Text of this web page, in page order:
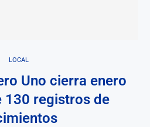
LOCAL
Uno cierra enero
130 registros de